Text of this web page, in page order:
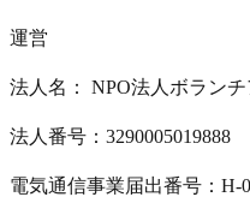
運営
法人名： NPO法人ボランチ
法人番号：3290005019888
電気通信事業届出番号：H-